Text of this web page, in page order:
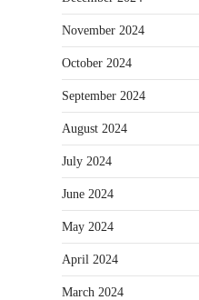
November 2024
October 2024
September 2024
August 2024
July 2024
June 2024
May 2024
April 2024
March 2024